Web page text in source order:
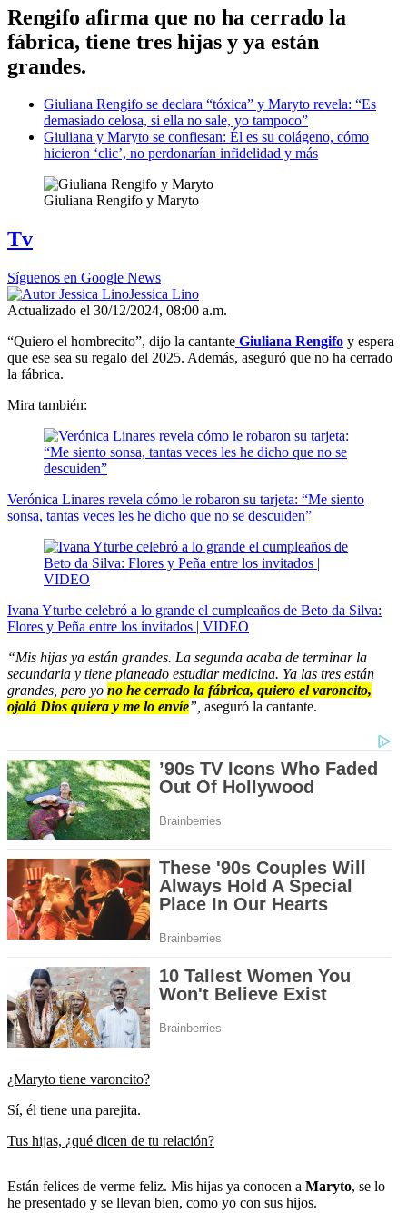
Rengifo afirma que no ha cerrado la
fábrica, tiene tres hijas y ya están
grandes.
Giuliana Rengifo se declara “tóxica” y Maryto revela: “Es
demasiado celosa, si ella no sale, yo tampoco”
Giuliana y Maryto se confiesan: Él es su colágeno, cómo
hicieron ‘clic’, no perdonarían infidelidad y más
Giuliana Rengifo y Maryto
Tv
Síguenos en Google News
Jessica Lino
Actualizado el 30/12/2024, 08:00 a.m.
“Quiero el hombrecito”, dijo la cantante Giuliana Rengifo y espera
que ese sea su regalo del 2025. Además, aseguró que no ha cerrado
la fábrica.
Mira también:
Verónica Linares revela cómo le robaron su tarjeta: “Me siento
sonsa, tantas veces les he dicho que no se descuiden”
Ivana Yturbe celebró a lo grande el cumpleaños de Beto da Silva:
Flores y Peña entre los invitados | VIDEO
“Mis hijas ya están grandes. La segunda acaba de terminar la
secundaria y tiene planeado estudiar medicina. Ya las tres están
grandes, pero yo no he cerrado la fábrica, quiero el varoncito,
ojalá Dios quiera y me lo envíe”, aseguró la cantante.
¿Maryto tiene varoncito?
Sí, él tiene una parejita.
Tus hijas, ¿qué dicen de tu relación?
Están felices de verme feliz. Mis hijas ya conocen a Maryto, se lo
he presentado y se llevan bien, como yo con sus hijos.